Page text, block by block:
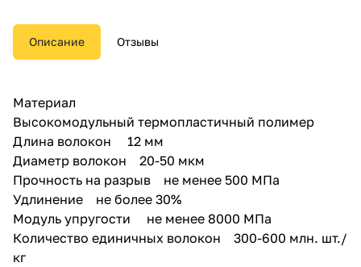
раствором для обеспечения
сцепления с цементным
раствором.
делится на микрофибру и
конструкционную макрофибру.
Описание Отзывы
Материал
Высокомодульный термопластичный полимер
Длина волокон 12 мм
Диаметр волокон 20-50 мкм
Прочность на разрыв не менее 500 МПа
Удлинение не более 30%
Модуль упругости не менее 8000 МПа
Количество единичных волокон 300-600 млн. шт./
кг